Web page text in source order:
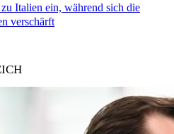
Italien ein, während sich die
verschärft